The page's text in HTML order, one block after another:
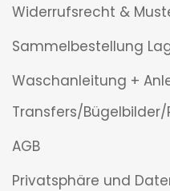
Widerrufsrecht &
Sammelbestellung
Waschanleitung +
Transfers/
AGB
Privatsphäre und